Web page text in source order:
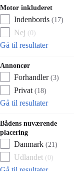
Motor inkluderet
Indenbords (17)
Nej ( 0 )
Gå til resultater
Annoncør
Forhandler (3)
Privat (18)
Gå til resultater
Bådens nuværende
placering
Danmark (21 )
Udlandet ( 0 )